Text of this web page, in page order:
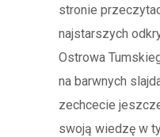
stronie
najstarszych
Ostrowa
na barwnych
zechcecie
swoją wiedzę w